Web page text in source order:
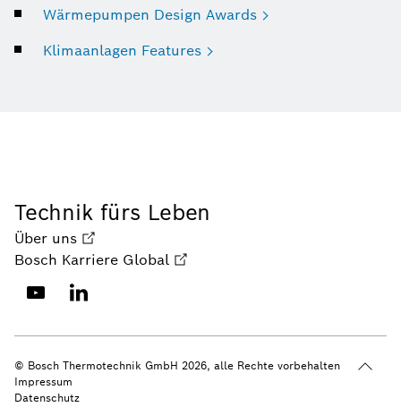
Wärmepumpen Design Awards
Klimaanlagen Features
Technik fürs Leben
Über uns
Bosch Karriere Global
© Bosch Thermotechnik GmbH 2026, alle Rechte vorbehalten
Impressum
Datenschutz